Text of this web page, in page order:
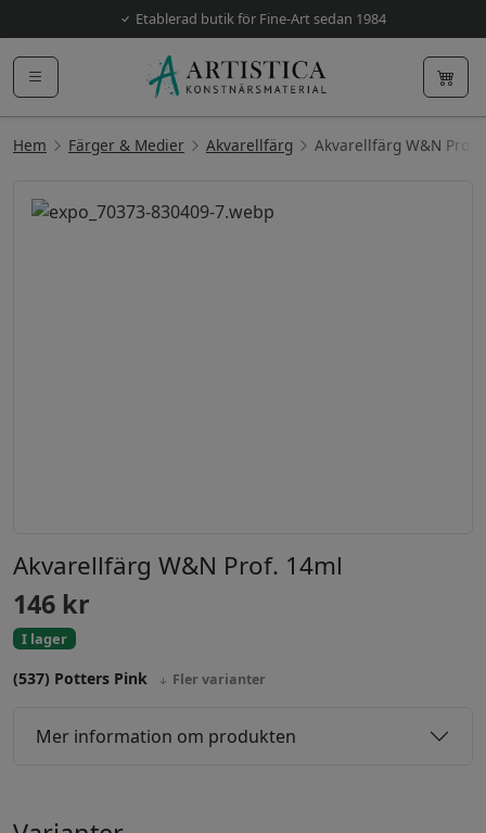
Etablerad butik för Fine-Art sedan 1984
Hem Färger & Medier Akvarellfärg Akvarellfärg W&N Prof.
Akvarellfärg W&N Prof. 14ml
146 kr
I lager
(537) Potters Pink Fler varianter
Mer information om produkten